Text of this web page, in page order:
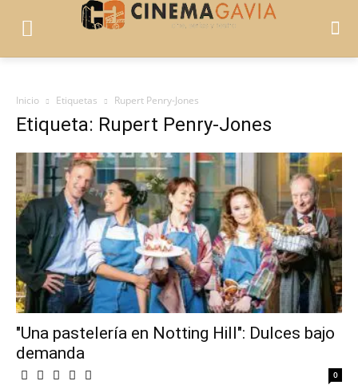
Inicio Etiquetas Rupert Penry-Jones
Etiqueta: Rupert Penry-Jones
"Una pastelería en Notting Hill": Dulces bajo
demanda
0